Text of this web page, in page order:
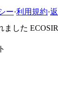
ー·利用規約·
ました